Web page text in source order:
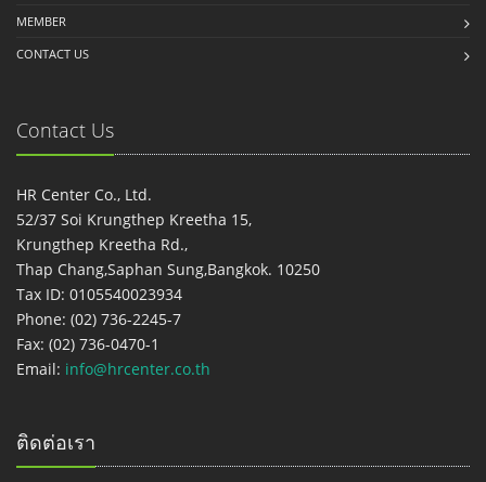
MEMBER
CONTACT US
Contact Us
HR Center Co., Ltd.
52/37 Soi Krungthep Kreetha 15,
Krungthep Kreetha Rd.,
Thap Chang,Saphan Sung,Bangkok. 10250
Tax ID: 0105540023934
Phone: (02) 736-2245-7
Fax: (02) 736-0470-1
Email: info@hrcenter.co.th
ติดต่อเรา